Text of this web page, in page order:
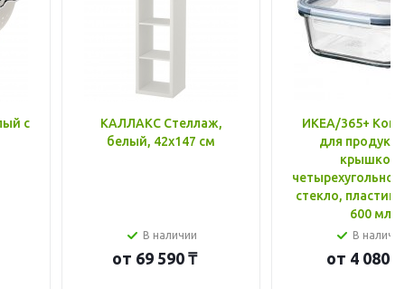
с
КАЛЛАКС Стеллаж,
белый, 42x147 см
В наличии
от 69 590 ₸
ИКЕА/365+
для
крышкой,
стекло, пластик
600 мл
В
от 4 080 ₸